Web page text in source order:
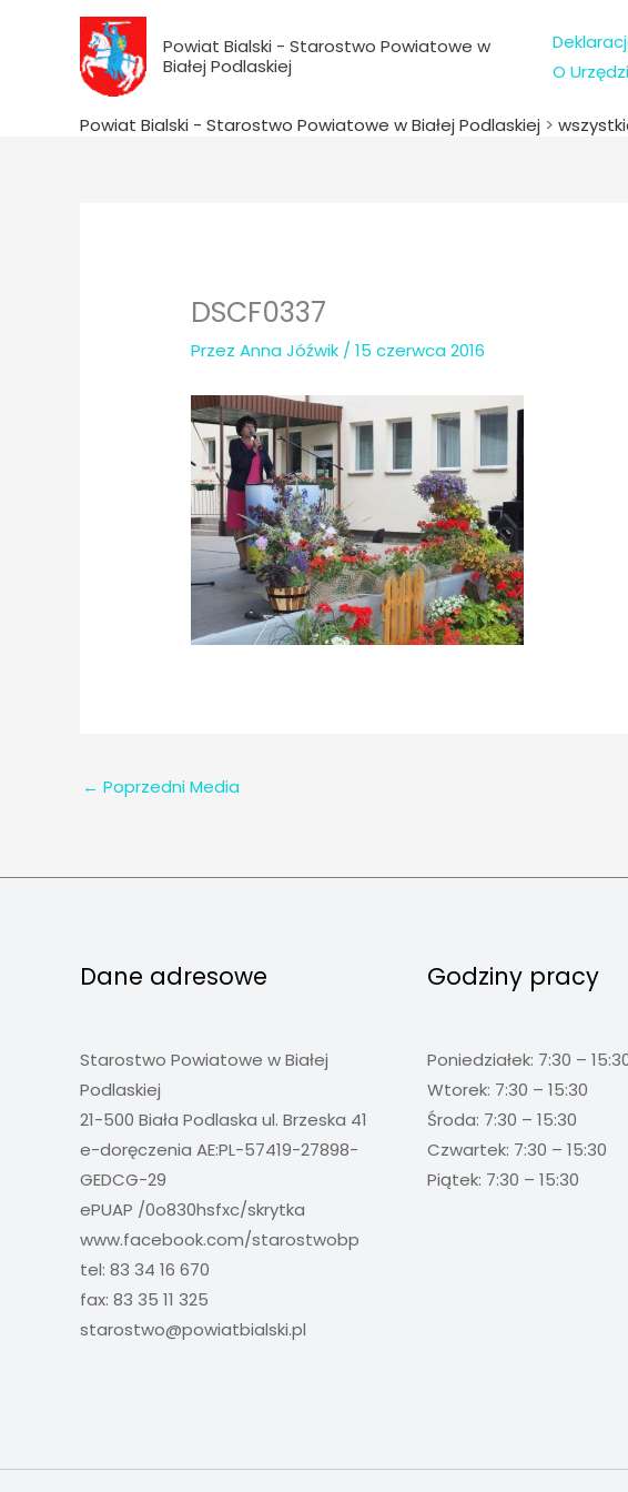
Powiat Bialski - Starostwo Powiatowe w
Białej Podlaskiej
O
Powiat Bialski - Starostwo Powiatowe w Białej Podlaskiej >
DSCF0337
PrzezAnna Jóźwik /15 czerwca 2016
← Poprzedni Media
Dane adresowe
Starostwo Powiatowe w Białej
Podlaskiej
21-500 Biała Podlaska ul. Brzeska 41
e-doręczenia AE:PL-57419-27898-
GEDCG-29
ePUAP /0o830hsfxc/skrytka
www.facebook.com/starostwobp
tel: 83 34 16 670
fax: 83 35 11 325
starostwo@powiatbialski.pl
Godziny pracy
Poniedziałek: 7:30 –
Wtorek: 7:30 – 15:30
Środa: 7:30 – 15:30
Czwartek: 7:30 – 15:30
Piątek: 7:30 – 15:30